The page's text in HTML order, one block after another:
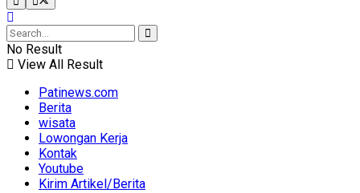
No Result
View All Result
Patinews.com
Berita
wisata
Lowongan Kerja
Kontak
Youtube
Kirim Artikel/Berita